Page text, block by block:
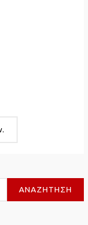
ΑΝΑΖΉΤΗΣΗ